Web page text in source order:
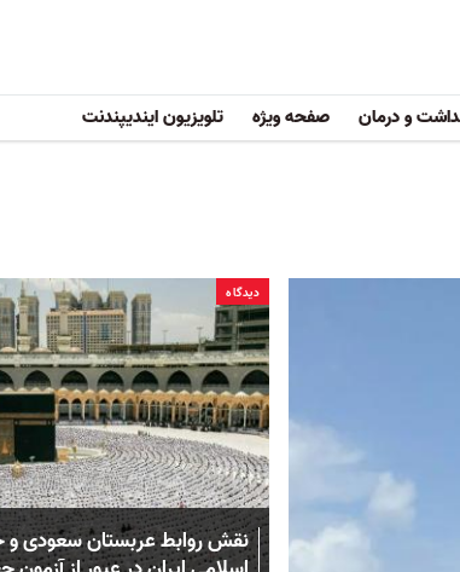
و درمان صفحه ویژه تلویزیون ایندیپندنت
دیدگاه
نقش روابط عربستان سعودی و